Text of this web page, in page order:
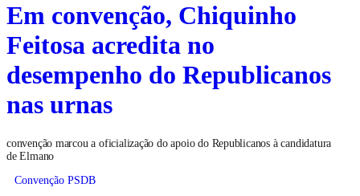
Em convenção, Chiquinho
Feitosa acredita no
desempenho do Republicanos
nas urnas
convenção marcou a oficialização do apoio do Republicanos à candidatura
de Elmano
Convenção PSDB